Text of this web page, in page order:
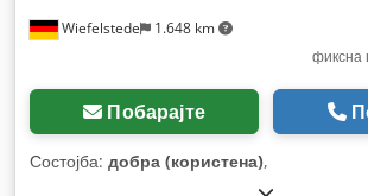
Wiefelstede 1.648 km
фиксна
Побарајте
Состојба: добра (користена),